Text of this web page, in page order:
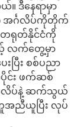
ဒီနေရာမှာ
အင်္ဂလိပ်ကိုတိုက်
တရုတ်နိုင်ငံကို
ယ့် လက်တွေ့မှာ
ပြီး စစ်ပညာ
ပိုင်း ဖက်ဆစ်
ဂလိပ်နဲ့ ဆက်သွယ်
အညီယူပြီး လုပ်